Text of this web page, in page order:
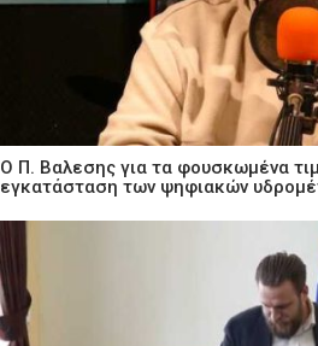
Ο Π. Βαλεσης για τα φουσκωμένα
εγκατάσταση των ψηφιακών